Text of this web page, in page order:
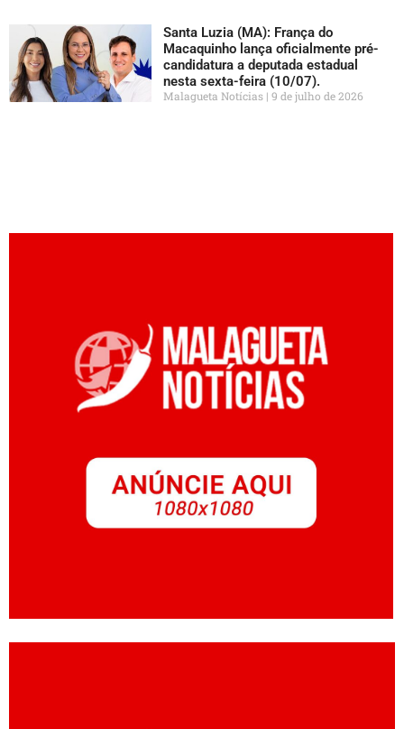
Santa Luzia (MA): França do
Macaquinho lança oficialmente pré-
candidatura a deputada estadual
nesta sexta-feira (10/07).
Malagueta Notícias 9 de julho de 2026